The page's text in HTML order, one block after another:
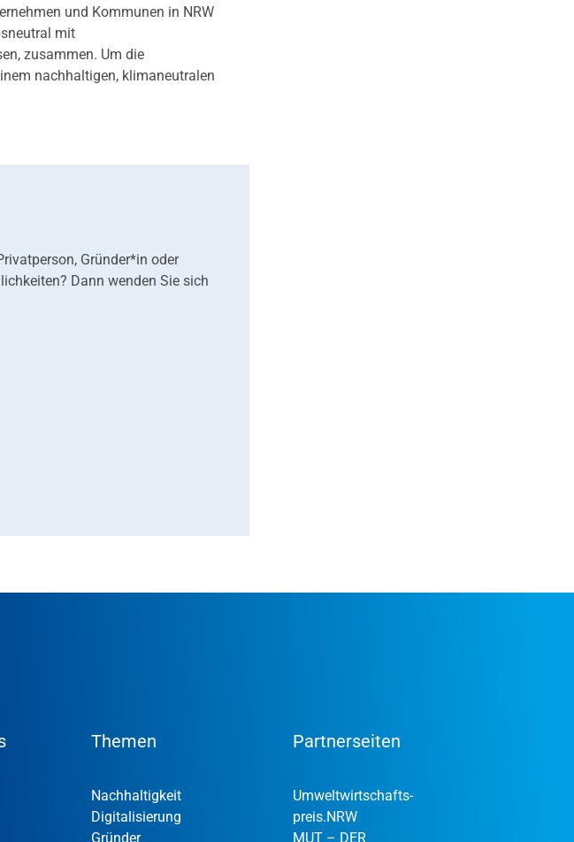
und Kommunen in NRW
mit
zusammen. Um die
nachhaltigen, klimaneutralen
Gründer*in oder
Dann wenden Sie sich
Themen
Nachhaltigkeit
Digitalisierung
Gründer
Partnerseiten
Umweltwirtschafts­
preis.NRW
MUT – DER